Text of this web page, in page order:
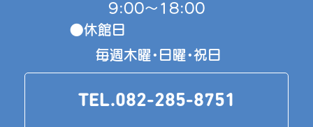
9:00～18:00
●休館日
毎週木曜・日曜・祝日
TEL.082-285-8751